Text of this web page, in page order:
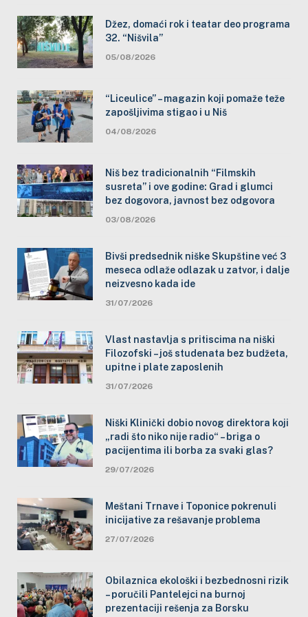
Džez, domaći rok i teatar deo programa
32. “Nišvila”
05/08/2026
“Liceulice” – magazin koji pomaže teže
zapošljivima stigao i u Niš
04/08/2026
Niš bez tradicionalnih “Filmskih
susreta” i ove godine: Grad i glumci
bez dogovora, javnost bez odgovora
03/08/2026
Bivši predsednik niške Skupštine već 3
meseca odlaže odlazak u zatvor, i dalje
neizvesno kada ide
31/07/2026
Vlast nastavlja s pritiscima na niški
Filozofski – još studenata bez budžeta,
upitne i plate zaposlenih
31/07/2026
Niški Klinički dobio novog direktora koji
„radi što niko nije radio“ – briga o
pacijentima ili borba za svaki glas?
29/07/2026
Meštani Trnave i Toponice pokrenuli
inicijative za rešavanje problema
27/07/2026
Obilaznica ekološki i bezbednosni rizik
– poručili Pantelejci na burnoj
prezentaciji rešenja za Borsku